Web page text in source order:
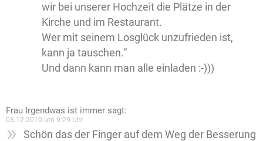
wir bei unserer Hochzeit die Plätze in der
Kirche und im Restaurant.
Wer mit seinem Losglück unzufrieden ist,
kann ja tauschen.“
Und dann kann man alle einladen :-)))
Frau Irgendwas ist immer sagt:
03.12.2010 um 9:29 Uhr
Schön das der Finger auf dem Weg der Besserung